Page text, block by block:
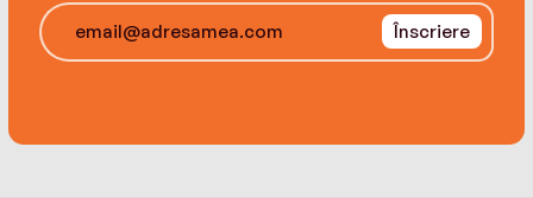
învăţăturile creştine în lucrările sale. A murit pe 28
noiembrie 2012.
Înscriere